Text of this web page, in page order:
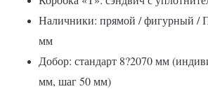
Наличники: прямой / фигурный /
мм
Добор: стандарт 8?2070 мм
мм, шаг 50 мм)